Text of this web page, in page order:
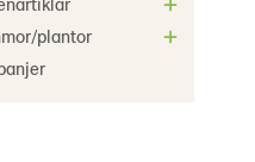
plantor